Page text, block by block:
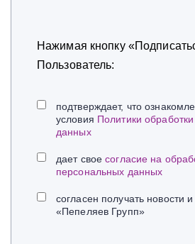
Нажимая кнопку
Пользователь:
подтверждает, что
условия Политики
данных
дает своесогласие на
персональных данных
согласен получать новости
«Пепеляев Групп»